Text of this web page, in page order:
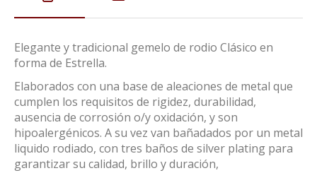
Elegante y tradicional gemelo de rodio Clásico en
forma de Estrella.
Elaborados con una base de aleaciones de metal que
cumplen los requisitos de rigidez, durabilidad,
ausencia de corrosión o/y oxidación, y son
hipoalergénicos. A su vez van bañadados por un metal
liquido rodiado, con tres baños de silver plating para
garantizar su calidad, brillo y duración,